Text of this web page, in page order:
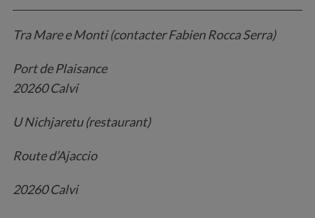
Tra Mare e Monti (contacter Fabien Rocca Serra)
Port de Plaisance
20260 Calvi
U Nichjaretu (restaurant)
Route d’Ajaccio
20260 Calvi